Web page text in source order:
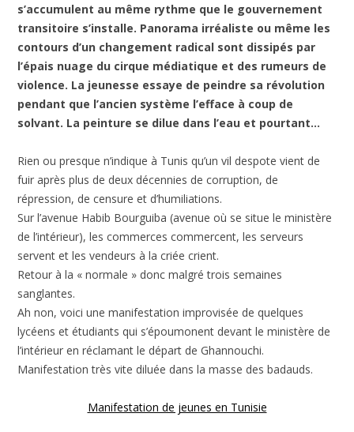
s’accumulent au même rythme que le gouvernement
transitoire s’installe. Panorama irréaliste ou même les
contours d’un changement radical sont dissipés par
l’épais nuage du cirque médiatique et des rumeurs de
violence. La jeunesse essaye de peindre sa révolution
pendant que l’ancien système l’efface à coup de
solvant. La peinture se dilue dans l’eau et pourtant…
Rien ou presque n’indique à Tunis qu’un vil despote vient de
fuir après plus de deux décennies de corruption, de
répression, de censure et d’humiliations.
Sur l’avenue Habib Bourguiba (avenue où se situe le ministère
de l’intérieur), les commerces commercent, les serveurs
servent et les vendeurs à la criée crient.
Retour à la « normale » donc malgré trois semaines
sanglantes.
Ah non, voici une manifestation improvisée de quelques
lycéens et étudiants qui s’époumonent devant le ministère de
l’intérieur en réclamant le départ de Ghannouchi.
Manifestation très vite diluée dans la masse des badauds.
Manifestation de jeunes en Tunisie